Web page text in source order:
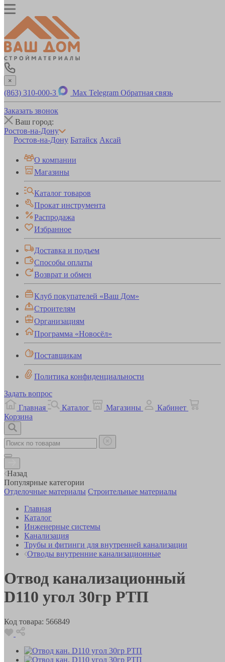
×
(863) 310-000-3 Max Telegram Обратная связь
Заказать звонок
Ваш город:
Ростов-на-Дону
Ростов-на-Дону Батайск Аксай
О компании
Магазины
Каталог товаров
Прокат инструмента
Распродажа
Избранное
Доставка и подъем
Способы оплаты
Возврат и обмен
Клуб покупателей «Ваш Дом»
Строителям
Организациям
Программа «Новосёл»
Поставщикам
Политика конфиденциальности
Задать вопрос
Главная
Каталог Магазины
Кабинет
Корзина
Назад
Популярные категории
Отделочные материалы Строительные материалы
Главная
Каталог
Инженерные системы
Канализация
Трубы и фитинги для внутренней канализации
Отводы внутренние канализационные
Отвод канализационный
D110 угол 30гр РТП
Код товара: 566849